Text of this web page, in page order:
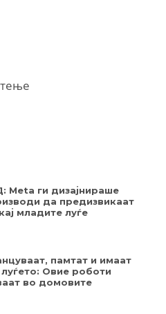
Meta ги дизајнираше
да предизвикаат
младите луѓе
памтат и имаат
Овие роботи
во домовите